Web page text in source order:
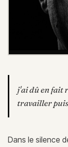
j'ai dû en fait
travailler
Dans le silence